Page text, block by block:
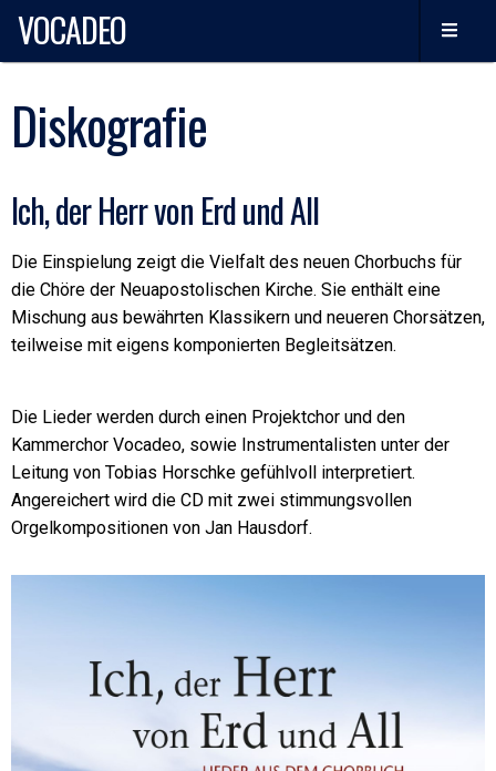
VOCADEO
Diskografie
Ich, der Herr von Erd und All
Die Einspielung zeigt die Vielfalt des neuen Chorbuchs für
die Chöre der Neuapostolischen Kirche. Sie enthält eine
Mischung aus bewährten Klassikern und neueren Chorsätzen,
teilweise mit eigens komponierten Begleitsätzen.
Die Lieder werden durch einen Projektchor und den
Kammerchor Vocadeo, sowie Instrumentalisten unter der
Leitung von Tobias Horschke gefühlvoll interpretiert.
Angereichert wird die CD mit zwei stimmungsvollen
Orgelkompositionen von Jan Hausdorf.